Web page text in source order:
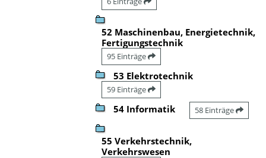
52 Maschinenbau, Energietechnik,
Fertigungstechnik
95 Einträge
53 Elektrotechnik
59 Einträge
54 Informatik 58 Einträge
55 Verkehrstechnik,
Verkehrswesen